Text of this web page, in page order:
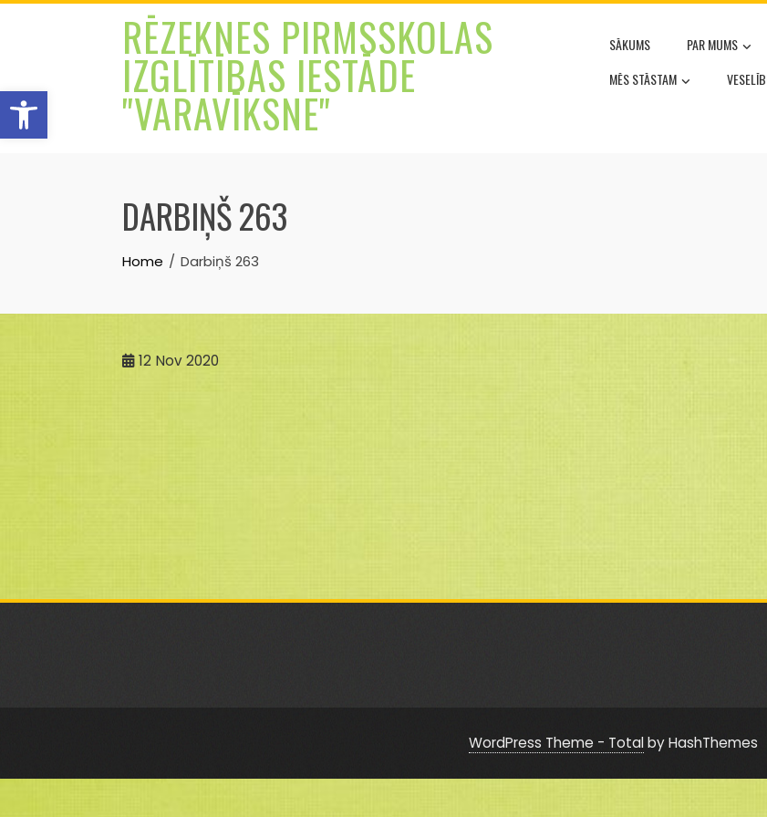
Open toolbar
Skip
RĒZEKNES PIRMSSKOLAS
IZGLĪTĪBAS IESTĀDE
"VARAVĪKSNE"
SĀKUMS PAR MUMS
MĒS STĀSTAM
DARBIŅŠ 263
Home Darbiņš 263
12 Nov 2020
WordPress Theme - Totalby HashThemes